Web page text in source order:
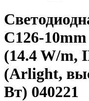
C126-
(14.4 W/m,
(Arlight,
Вт) 040221